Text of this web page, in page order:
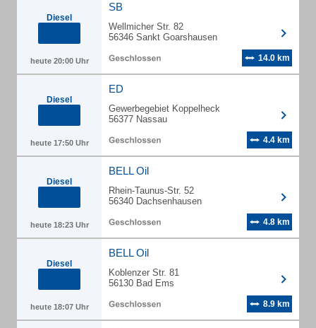
Diesel
heute 20:00 Uhr
SB
Wellmicher Str. 82
56346 Sankt Goarshausen
14.0 km
Diesel
heute 17:50 Uhr
ED
Gewerbegebiet Koppelheck
56377 Nassau
4.4 km
Diesel
heute 18:23 Uhr
BELL Oil
Rhein-Taunus-Str. 52
56340 Dachsenhausen
4.8 km
Diesel
heute 18:07 Uhr
BELL Oil
Koblenzer Str. 81
56130 Bad Ems
8.9 km